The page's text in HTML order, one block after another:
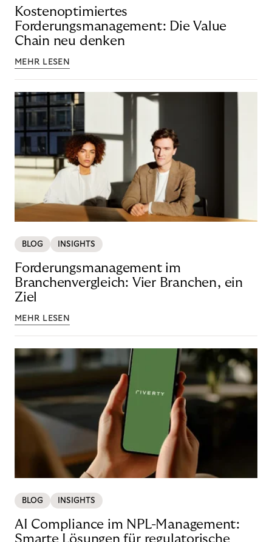
Kostenoptimiertes
Forderungsmanagement: Die Value
Chain neu denken
MEHR LESEN
BLOG INSIGHTS
Forderungsmanagement im
Branchenvergleich: Vier Branchen, ein
Ziel
MEHR LESEN
BLOG INSIGHTS
AI Compliance im NPL-Management:
Smarte Lösungen für regulatorische